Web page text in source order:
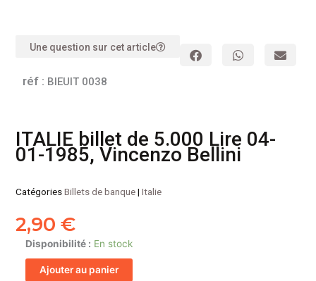
Une question sur cet article
réf : BIEUIT 0038
ITALIE billet de 5.000 Lire 04-
01-1985, Vincenzo Bellini
CatégoriesBillets de banque|Italie
2,90€
Disponibilité : En stock
quantité
de
ITALIEAjouter au panier